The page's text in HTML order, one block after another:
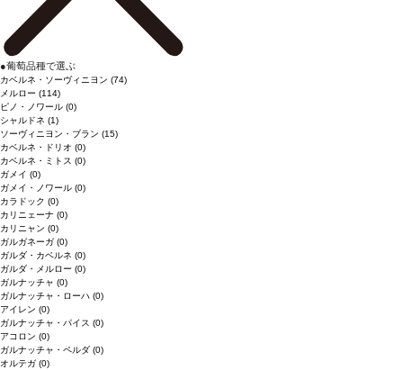
●葡萄品種で選ぶ
カベルネ・ソーヴィニヨン (74)
メルロー (114)
ピノ・ノワール (0)
シャルドネ (1)
ソーヴィニヨン・ブラン (15)
カベルネ・ドリオ (0)
カベルネ・ミトス (0)
ガメイ (0)
ガメイ・ノワール (0)
カラドック (0)
カリニェーナ (0)
カリニャン (0)
ガルガネーガ (0)
ガルダ・カベルネ (0)
ガルダ・メルロー (0)
ガルナッチャ (0)
ガルナッチャ・ローハ (0)
アイレン (0)
ガルナッチャ・パイス (0)
アコロン (0)
ガルナッチャ・ペルダ (0)
オルテガ (0)